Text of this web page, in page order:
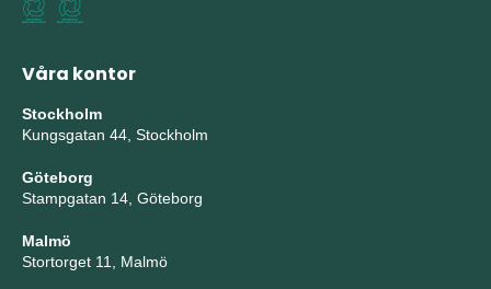
Våra kontor
Stockholm
Kungsgatan 44, Stockholm
Göteborg
Stampgatan 14, Göteborg
Malmö
Stortorget 11, Malmö